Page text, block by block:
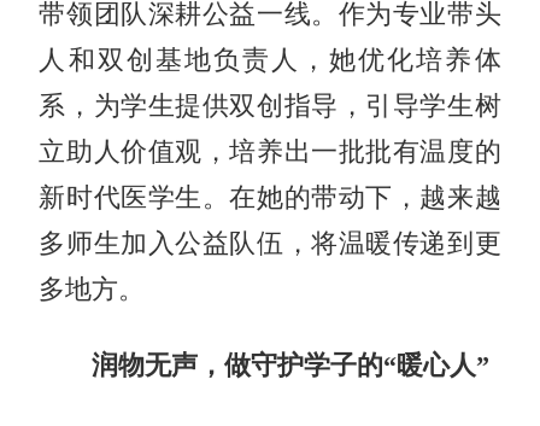
带领团队深耕公益一线。作为专业带头
人和双创基地负责人，她优化培养体
系，为学生提供双创指导，引导学生树
立助人价值观，培养出一批批有温度的
新时代医学生。在她的带动下，越来越
多师生加入公益队伍，将温暖传递到更
多地方。
润物无声，做守护学子的“暖心人”